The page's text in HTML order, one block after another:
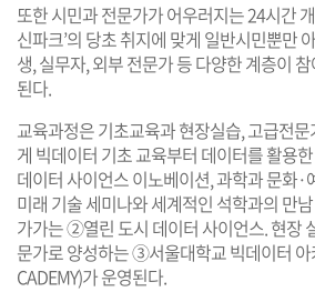
또한 시민과 전문가가 어우러지는 24시간
신파크’의 당초 취지에 맞게 일반시민뿐만
생, 실무자, 외부 전문가 등 다양한 계층이
된다.
교육과정은 기초교육과 현장실습, 고급전
게 빅데이터 기초 교육부터 데이터를 활용
데이터 사이언스 이노베이션, 과학과 문화·
미래 기술 세미나와 세계적인 석학과의 만
가가는 ②열린 도시 데이터 사이언스. 현장
문가로 양성하는 ③서울대학교 빅데이터 아
CADEMY)가 운영된다.